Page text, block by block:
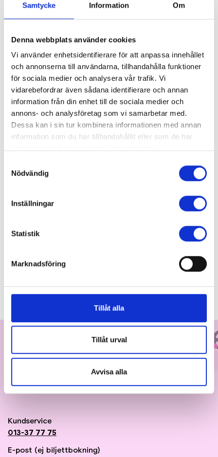
Samtycke Information Om
Denna webbplats använder cookies
Vi använder enhetsidentifierare för att anpassa innehållet
och annonserna till användarna, tillhandahålla funktioner
för sociala medier och analysera vår trafik. Vi
vidarebefordrar även sådana identifierare och annan
information från din enhet till de sociala medier och
annons- och analysföretag som vi samarbetar med.
Dessa kan i sin tur kombinera informationen med annan
information som du har tillhandahållit eller som de har
Du kan när som helst ändra ditt val. För att återkalla eller
ändra ditt samtycke klickar du på den runda symbolen
Nödvändig
Inställningar
Statistik
Marknadsföring
Tillåt alla
Tillåt urval
Avvisa alla
Biografi
Emil medverkar iSpit Takehösten 2026 och är
Föreställningar Visa alla
Spit Take
och relationer på Stora scen
- En del av Scenkonst Öst
Kundservice
013-37 77 75
E-post (ej biljettbokning)